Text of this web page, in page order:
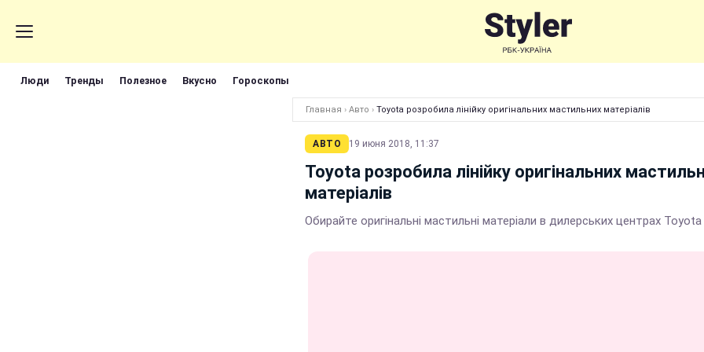
Люди Тренды Полезное Вкусно Гороскопы
Главная › Авто › Toyota розробила лінійку оригінальних мастильних матеріалів
АВТО 19 июня 2018, 11:37
Toyota розробила лінійку оригінальних
матеріалів
Обирайте оригінальні мастильні матеріали в дилерських центрах Toyota